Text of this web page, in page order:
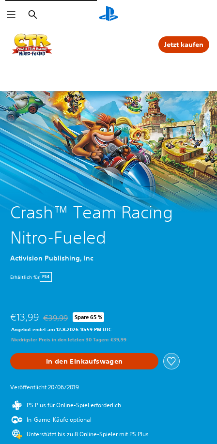
Suchen
Jetzt kaufen
Crash™ Team Racing
Nitro-Fueled
Activision Publishing, Inc
Erhältlich für PS4
€13,99 Preisnachlass gegenüber dem Originalpreis von
€39,99 Spare 65 %
Angebot endet am 12.8.2026 10:59 PM UTC
Niedrigster Preis in den letzten 30 Tagen: €39,99
In den Einkaufswagen
Veröffentlicht 20/06/2019
PS Plus für Online-Spiel erforderlich
In-Game-Käufe optional
Unterstützt bis zu 8 Online-Spieler mit PS Plus